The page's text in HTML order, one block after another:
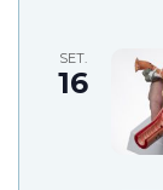
SET.
16